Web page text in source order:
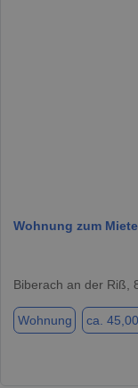
Wohnung zum
Biberach an der Riß,
Wohnung ca.